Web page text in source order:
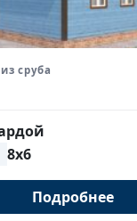
сруба
8х6
Подробнее